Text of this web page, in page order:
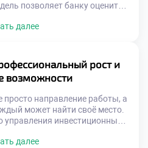
позволяет банку оценить
основой для принятия
электронной таблице. Это
взаимосвязи между
аспектами […]
далее
рост и
возможности
направление работы, а
может найти своё место.
инвестиционными
Она требует точности,
далее